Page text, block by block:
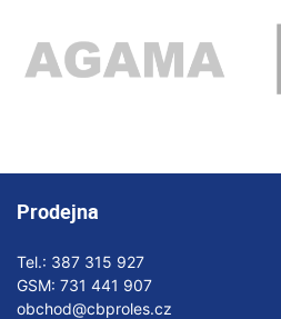
Prodejna
Tel.: 387 315 927
GSM: 731 441 907
obchod@cbproles.cz